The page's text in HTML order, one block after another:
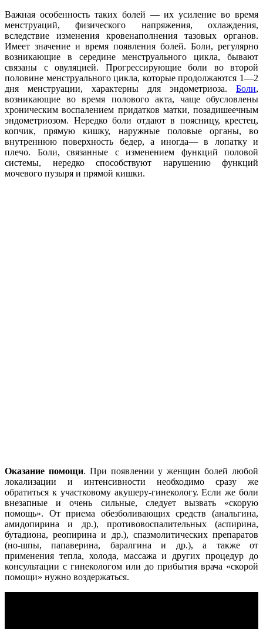
Важная особенность таких болей — их усиление во время
менструаций, физического напряжения, охлаждения,
вследствие изменения кровенаполнения тазовых органов.
Имеет значение и время появления болей. Боли, регулярно
возникающие в середине менструального цикла, бывают
связаны с овуляцией. Прогрессирующие боли во второй
половине менструального цикла, которые продолжаются 1—2
дня менструации, характерны для эндометриоза. Боли,
возникающие во время полового акта, чаще обусловлены
хроническим воспалением придатков матки, позадишеечным
эндометриозом. Нередко боли отдают в поясницу, крестец,
копчик, прямую кишку, наружные половые органы, во
внутреннюю поверхность бедер, а иногда— в лопатку и
плечо. Боли, связанные с изменением функций половой
системы, нередко способствуют нарушению функций
мочевого пузыря и прямой кишки.
Оказание помощи. При появлении у женщин болей любой
локализации и интенсивности необходимо сразу же
обратиться к участковому акушеру-гинекологу. Если же боли
внезапные и очень сильные, следует вызвать «скорую
помощь». От приема обезболивающих средств (анальгина,
амидопирина и др.), противовоспалительных (аспирина,
бутадиона, реопирина и др.), спазмолитических препаратов
(но-шпы, папаверина, баралгина и др.), а также от
применения тепла, холода, массажа и других процедур до
консультации с гинекологом или до прибытия врача «скорой
помощи» нужно воздержаться.